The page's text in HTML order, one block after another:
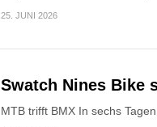
25. JUNI 2026
Swatch Nines Bike
MTB trifft BMX In sechs